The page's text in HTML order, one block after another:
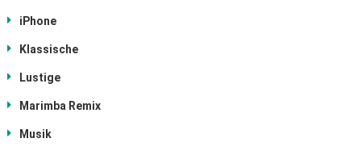
iPhone
Klassische
Lustige
Marimba Remix
Musik